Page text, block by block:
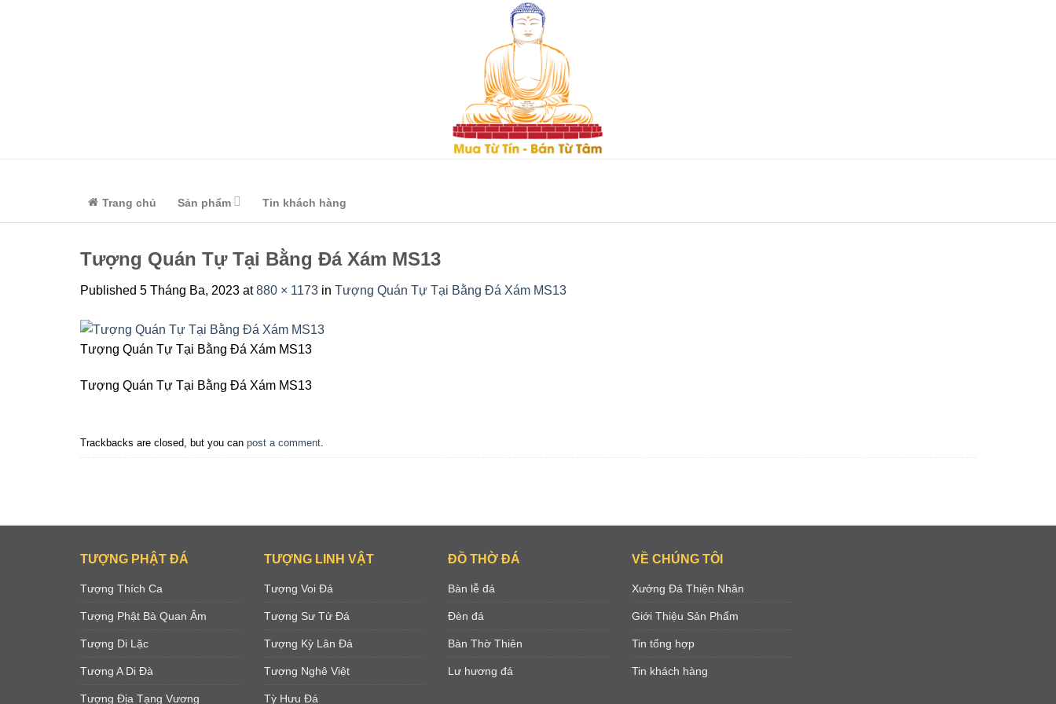
Trang chủ Sản phẩm Tin khách hàng
Tượng Quán Tự Tại Bằng Đá Xám MS13
Published 5 Tháng Ba, 2023 at880 × 1173 in Tượng Quán Tự Tại Bằng Đá Xám MS13
Tượng Quán Tự Tại Bằng Đá Xám MS13
Tượng Quán Tự Tại Bằng Đá Xám MS13
Trackbacks are closed, but you can post a comment
TƯỢNG PHẬT ĐÁ
Tượng Thích Ca
Tượng Phật Bà Quan Âm
Tượng Di Lặc
Tượng A Di Đà
Tượng Địa Tạng Vương
TƯỢNG LINH VẬT
Tượng Voi Đá
Tượng Sư Tử Đá
Tượng Kỳ Lân Đá
Tượng Nghê Việt
Tỳ Hưu Đá
ĐỒ THỜ ĐÁ
Bàn lễ đá
Đèn đá
Bàn Thờ Thiên
Lư hương đá
VỀ CHÚNG TÔI
Xưởng Đá Thiện Nhân
Giới Thiệu Sản Phẩm
Tin tổng hợp
Tin khách hàng